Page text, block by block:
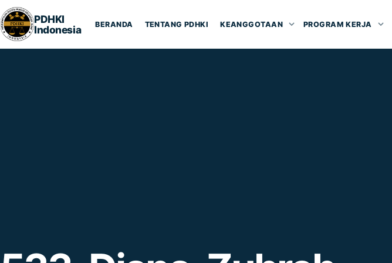
Lompat ke konten
PDHKI
Indonesia
BERANDA TENTANG PDHKI KEANGGOTAAN PROGRAM KERJA